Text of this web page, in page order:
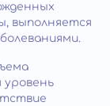
выполняется
уровень